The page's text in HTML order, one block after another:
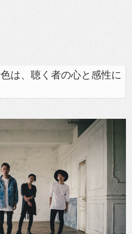
は、聴く者の心と感性に